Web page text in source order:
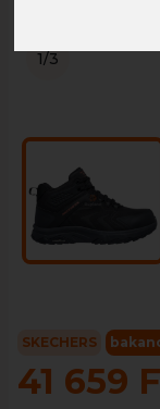
1/3
SKECHERS
41 659